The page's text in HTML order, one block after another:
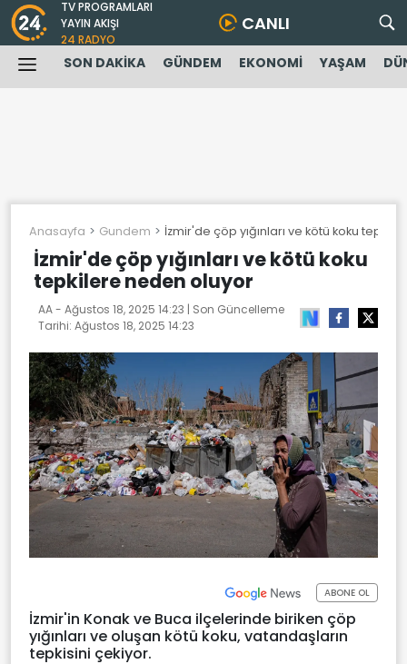
TV PROGRAMLARI
YAYIN AKIŞI
24 RADYO
CANLI
SON DAKİKA GÜNDEM EKONOMİ YAŞAM
Anasayfa Gundem İzmir'de çöp yığınları ve kötü koku
İzmir'de çöp yığınları ve kötü koku
tepkilere neden oluyor
AA - Ağustos 18, 2025 14:23 | Son Güncelleme
Tarihi: Ağustos 18, 2025 14:23
ABONE OL
İzmir'in Konak ve Buca ilçelerinde biriken çöp
yığınları ve oluşan kötü koku, vatandaşların
tepkisini çekiyor.